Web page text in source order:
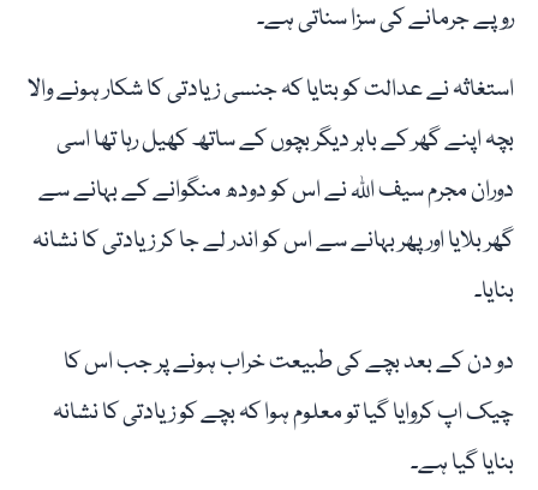
روپے جرمانے کی سزا سناتی ہے۔
استغاثہ نے عدالت کو بتایا کہ جنسی زیادتی کا شکار ہونے والا
بچہ اپنے گھر کے باہر دیگر بچوں کے ساتھ کھیل رہا تھا اسی
دوران مجرم سیف اللہ نے اس کو دودھ منگوانے کے بہانے سے
گھر بلایا اور پھر بہانے سے اس کو اندر لے جا کر زیادتی کا نشانہ
بنایا۔
دو دن کے بعد بچے کی طبیعت خراب ہونے پر جب اس کا
چیک اپ کروایا گیا تو معلوم ہوا کہ بچے کو زیادتی کا نشانہ
بنایا گیا ہے۔